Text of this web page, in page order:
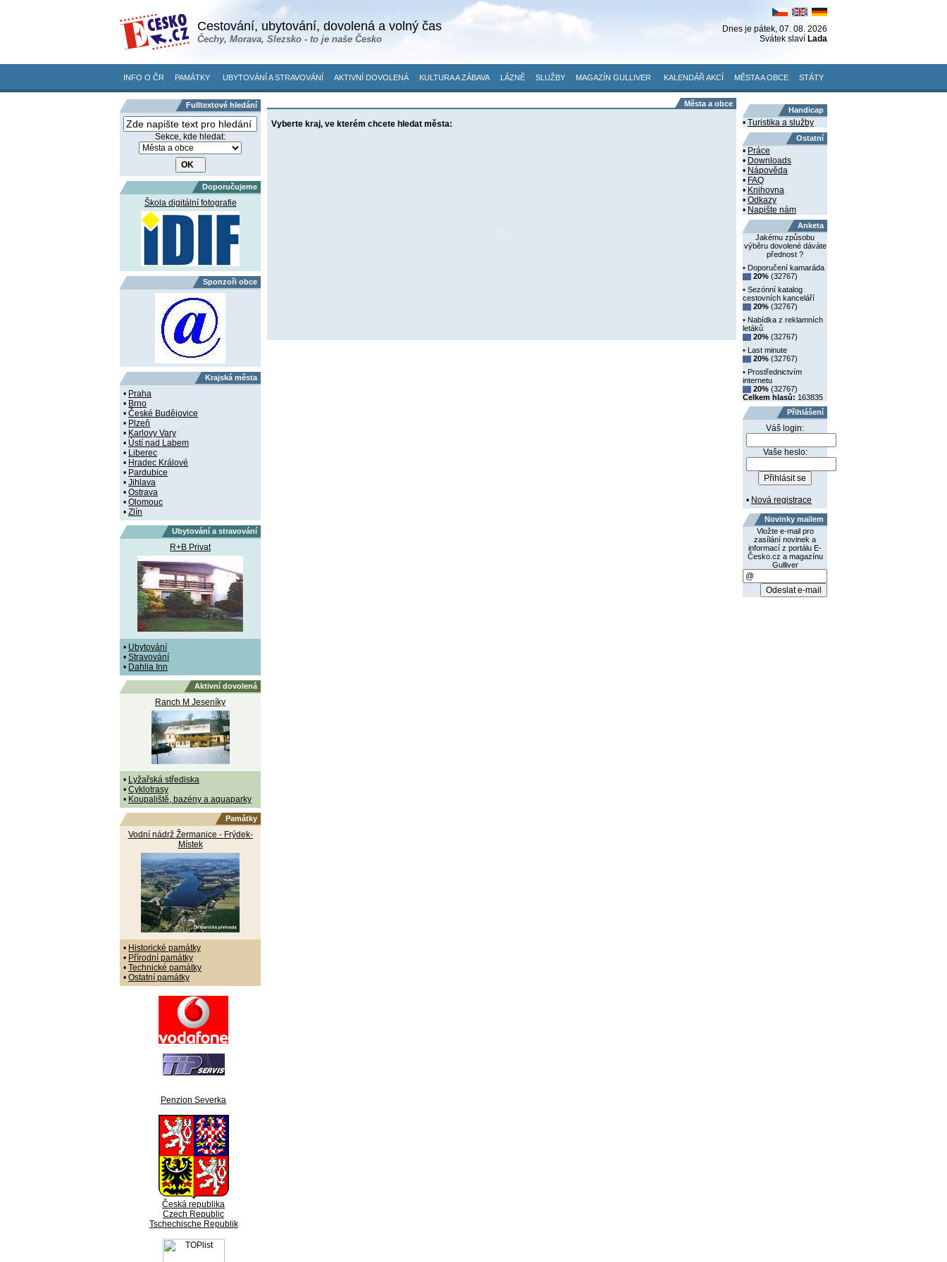
Cestování, ubytování, dovolená a volný čas
Čechy, Morava, Slezsko - to je naše Česko
Dnes je pátek, 07. 08. 2026
Svátek slaví Lada
INFO O ČR PAMÁTKY UBYTOVÁNÍ A STRAVOVÁNÍ AKTIVNÍ DOVOLENÁ KULTURA A ZÁBAVA LÁZNĚ SLUŽBY MAGAZÍN GULLIVER KALENDÁŘ AKCÍ MĚSTA A OBCE STÁTY
Fulltextové hledání
Sekce, kde hledat:
Doporučujeme
Škola digitální fotografie
Sponzoři obce
Krajská města
• Praha
• Brno
• České Budějovice
• Plzeň
• Karlovy Vary
• Ústí nad Labem
• Liberec
• Hradec Králové
• Pardubice
• Jihlava
• Ostrava
• Olomouc
• Zlín
Ubytování a stravování
R+B Privat
• Ubytování
• Stravování
• Dahlia Inn
Aktivní dovolená
Ranch M Jeseníky
• Lyžařská střediska
• Cyklotrasy
• Koupaliště, bazény a aquaparky
Památky
Vodní nádrž Žermanice - Frýdek-
Místek
• Historické památky
• Přírodní památky
• Technické památky
• Ostatní památky
Penzion Severka
Česká republika
Czech Republic
Tschechische Republik
Města a obce
Vyberte kraj, ve kterém chcete hledat města:
Handicap
• Turistika a služby
Ostatní
• Práce
• Downloads
• Nápověda
• FAQ
• Knihovna
• Odkazy
• Napište nám
Anketa
Jakému způsobu
výběru dovolené dáváte
přednost ?
• Doporučení kamaráda
20% (32767)
• Sezónní katalog
cestovních kanceláří
20% (32767)
• Nabídka z reklamních
letáků
20% (32767)
• Last minute
20% (32767)
• Prostřednictvím
internetu
20% (32767)
Celkem hlasů: 163835
Přihlášení
Váš login:
Vaše heslo:
• Nová registrace
Novinky mailem
Vložte e-mail pro
zasílání novinek a
informací z portálu E-
Česko.cz a magazínu
Gulliver